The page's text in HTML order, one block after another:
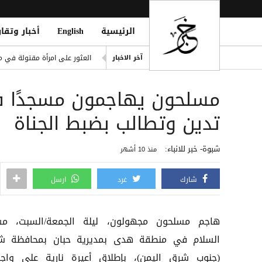
الرئيسية English أخبار
آخر الاخبار
العثور على امرأة مقتولة
المركزي اليمني يطلق سجلاً
هجوم حوثي جديد في خليج
تسريبات تكشف ميزة "HiLight" وشحن فائق السرعة لهواتف Pixel 11
مسلحون يهاجمون
تدين وتطالب بضبط الجناة
شبوة- خبر للانباء: منذ 10 أشهر
شارك غرد ارسل
هاجم مسلحون مجهولون، ليلة الجمعة/السبت،
السلام في منطقة هدى بمديرية حبان بمحافظة
(جنوب شرق اليمن)، بإطلاق أعيرة نارية على